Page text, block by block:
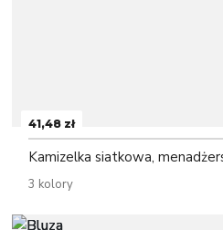
41,48 zł
Kamizelka siatkowa,
3 kolory